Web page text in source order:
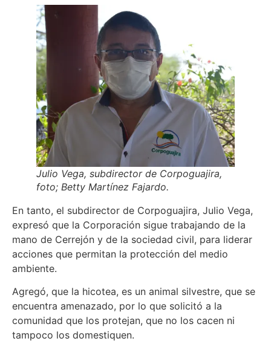
Julio Vega, subdirector de Corpoguajira,
foto; Betty Martínez Fajardo.
En tanto, el subdirector de Corpoguajira, Julio Vega,
expresó que la Corporación sigue trabajando de la
mano de Cerrejón y de la sociedad civil, para liderar
acciones que permitan la protección del medio
ambiente.
Agregó, que la hicotea, es un animal silvestre, que se
encuentra amenazado, por lo que solicitó a la
comunidad que los protejan, que no los cacen ni
tampoco los domestiquen.